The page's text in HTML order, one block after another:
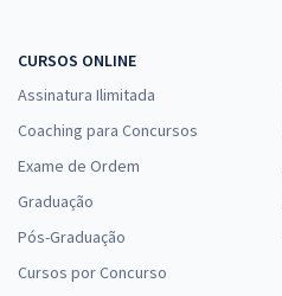
CURSOS ONLINE
Assinatura Ilimitada
Coaching para Concursos
Exame de Ordem
Graduação
Pós-Graduação
Cursos por Concurso